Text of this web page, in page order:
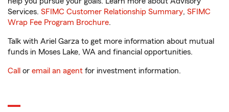
Services. SFIMC Customer Relationship Summary, SFIMC
Wrap Fee Program Brochure.
Talk with Ariel Garza to get more information about mutual
funds in Moses Lake, WA and financial opportunities.
Call or email an agent for investment information.